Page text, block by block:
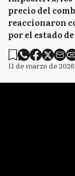
precio del
reaccionaron
por el estado
11 de marzo de